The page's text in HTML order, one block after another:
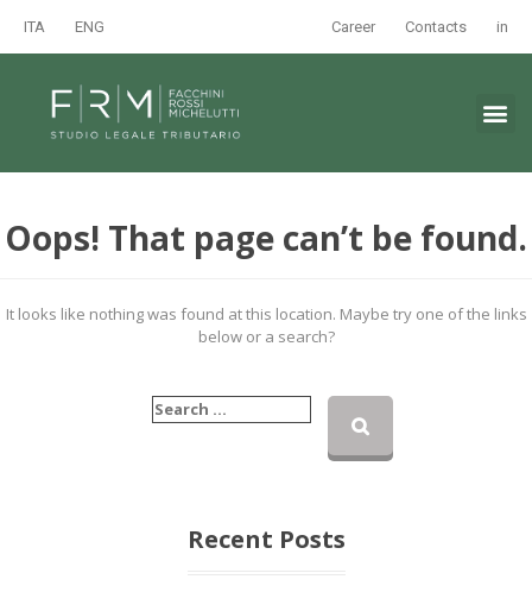
ITA ENG Career Contacts in
Oops! That page can’t be found.
It looks like nothing was found at this location. Maybe try one of the links
below or a search?
Recent Posts